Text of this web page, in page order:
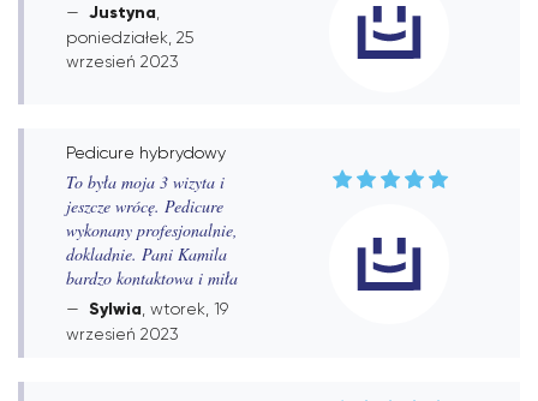
Justyna
poniedziałek, 25
wrzesień 2023
Pedicure hybrydowy
To była moja 3 wizyta i
jeszcze wrócę. Pedicure
wykonany profesjonalnie,
dokladnie. Pani Kamila
bardzo kontaktowa i miła
Sylwia , wtorek, 19
wrzesień 2023